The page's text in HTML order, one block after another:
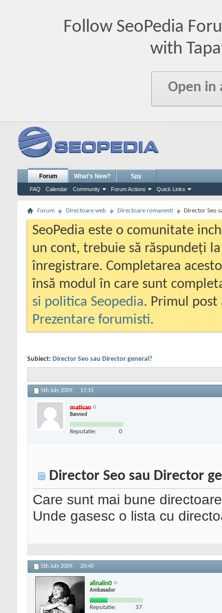
Follow SeoPedia
with
Open in
Forum
FAQ Calendar Community Forum Actions Quick Links
What's New? Spy
Forum Directoare web Directoare romanesti Director Seo
SeoPedia este o comunitate
un cont, trebuie să răspundeți
înregistrare. Completarea
însă modul în care sunt
si politica Seopedia. Primul
Prezentare forumisti.
Subiect: Director Seo sau Director general?
5th July 2009, 17:15
matican
Banned
Reputatie: 0
Director Seo sau Director
Care sunt mai bune
Unde gasesc o lista cu
5th July 2009, 20:40
alinalin0
Ambasador
Reputatie: 37